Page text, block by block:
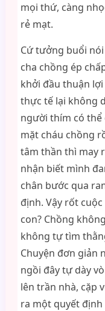
mọi thứ, càng
rẻ mạt.
Cứ tưởng buổi
cha chồng ép
khởi đầu thuận lợi
thực tế lại không
người thím có
mặt cháu chồng
tâm thần thì may
nhận biết mình
chân bước qua
định. Vậy rốt
con? Chồng
không tự tìm
Chuyện đơn giản
ngồi đây tự dày
lên trần nhà, cặp
ra một quyết định